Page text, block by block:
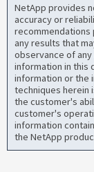
NetApp provides
accuracy or
any results that
observance of
information in this
information or the
techniques herein
the customer's
customer's
information
the NetApp